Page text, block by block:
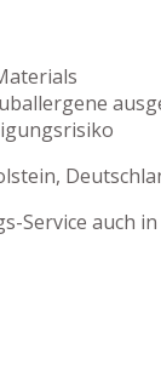
auch